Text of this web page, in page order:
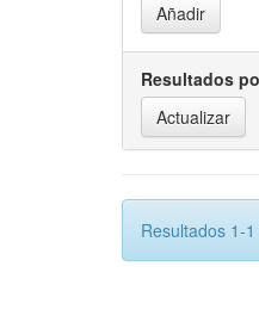
Resultados
Resultados 1-